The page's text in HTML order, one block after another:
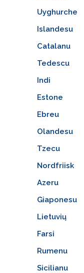
Uyghurche
Islandesu
Catalanu
Tedescu
Indi
Estone
Ebreu
Olandesu
Tzecu
Nordfriisk
Azeru
Giaponesu
Lietuvių
Farsi
Rumenu
Sicilianu